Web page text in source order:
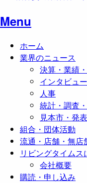
Menu
ホーム
業界のニュース
決算・業績
インタビュー
人事
統計・調査
見本市・発
組合・団体活動
流通・店舗・無店
リビングタイムス
会社概要
購読・申し込み